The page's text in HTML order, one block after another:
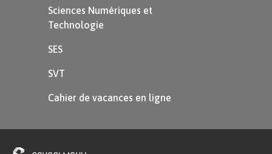
Sciences Numériques et
Technologie
SES
SVT
Cahier de vacances en ligne